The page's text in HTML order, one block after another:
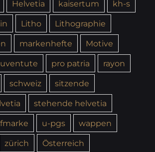
Helvetia kaisertum
kh-s
Litho
Lithographie
markenhefte
Motive
pro patria
rayon
schweiz
sitzende
stehende helvetia
u-pgs
wappen
zürich Österreich